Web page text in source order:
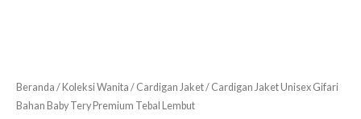
Beranda / Koleksi Wanita / Cardigan Jaket/ Cardigan Jaket Unisex Gifari
Bahan Baby Tery Premium Tebal Lembut